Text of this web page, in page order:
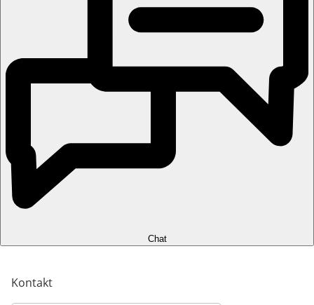
Chat
Kontakt